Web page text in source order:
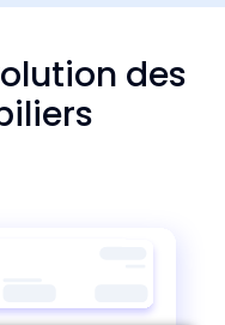
des